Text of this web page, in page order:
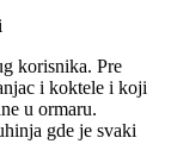
korisnika. Pre
i koktele i koji
u ormaru.
gde je svaki